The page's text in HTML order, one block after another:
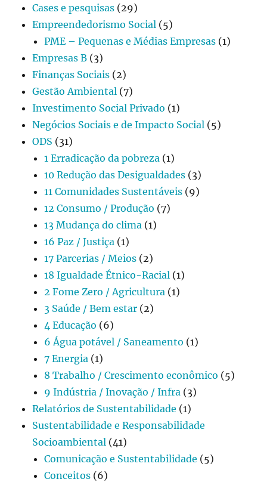
Cases e pesquisas (29)
Empreendedorismo Social (5)
PME – Pequenas e Médias Empresas (1)
Empresas B (3)
Finanças Sociais (2)
Gestão Ambiental (7)
Investimento Social Privado (1)
Negócios Sociais e de Impacto Social (5)
ODS (31)
1 Erradicação da pobreza (1)
10 Redução das Desigualdades (3)
11 Comunidades Sustentáveis (9)
12 Consumo / Produção (7)
13 Mudança do clima (1)
16 Paz / Justiça (1)
17 Parcerias / Meios (2)
18 Igualdade Étnico-Racial (1)
2 Fome Zero / Agricultura (1)
3 Saúde / Bem estar (2)
4 Educação (6)
6 Água potável / Saneamento (1)
7 Energia (1)
8 Trabalho / Crescimento econômico (5)
9 Indústria / Inovação / Infra (3)
Relatórios de Sustentabilidade (1)
Sustentabilidade e Responsabilidade
Socioambiental (41)
Comunicação e Sustentabilidade (5)
Conceitos (6)